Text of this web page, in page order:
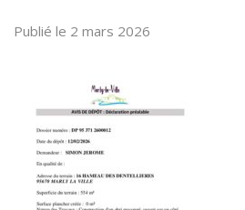
Publié le 2 mars 2026